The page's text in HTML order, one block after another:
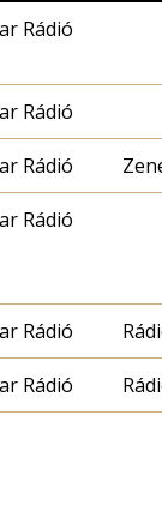
Rádió
Rádió
Rádió
Rádió
Rádió
Rádió